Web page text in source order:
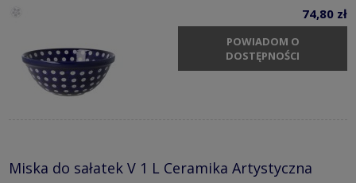
74,80 zł
POWIADOM O
DOSTĘPNOŚCI
Miska do sałatek V 1 L Ceramika Artystyczna